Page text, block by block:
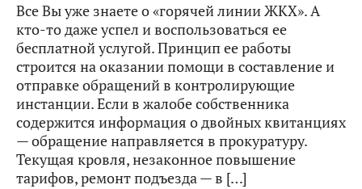
Все Вы уже знаете о «горячей линии ЖКХ». А
кто-то даже успел и воспользоваться ее
бесплатной услугой. Принцип ее работы
строится на оказании помощи в составление и
отправке обращений в контролирующие
инстанции. Если в жалобе собственника
содержится информация о двойных квитанциях
— обращение направляется в прокуратуру.
Текущая кровля, незаконное повышение
тарифов, ремонт подъезда — в […]